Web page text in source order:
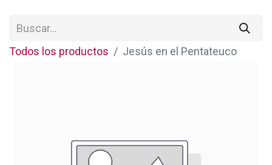
Todos los productos Jesús en el Pentateuco